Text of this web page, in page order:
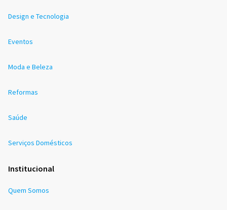
Design e Tecnologia
Eventos
Moda e Beleza
Reformas
Saúde
Serviços Domésticos
Institucional
Quem Somos